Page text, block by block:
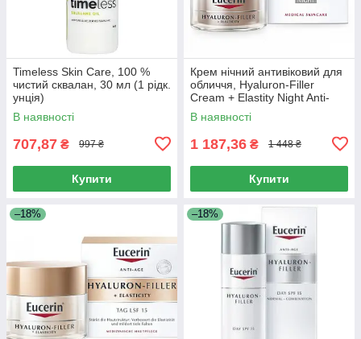
Timeless Skin Care, 100 %
чистий сквалан, 30 мл (1 рідк.
унція)
В наявності
707,87 ₴ 997 ₴
Купити
Крем нічний антивіковий для
обличчя, Hyaluron-Filler
Cream + Elastity Night Anti-
Aging for Face, Eucerin, 50 мл
В наявності
1 187,36 ₴ 1 448 ₴
Купити
–18% –18%